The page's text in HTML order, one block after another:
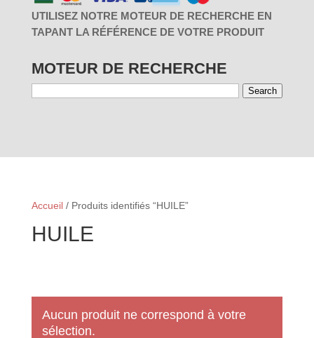
UTILISEZ NOTRE MOTEUR DE RECHERCHE EN
TAPANT LA RÉFÉRENCE DE VOTRE PRODUIT
MOTEUR DE RECHERCHE
Search
Accueil/ Produits identifiés “HUILE”
HUILE
Aucun produit ne correspond à votre
sélection.